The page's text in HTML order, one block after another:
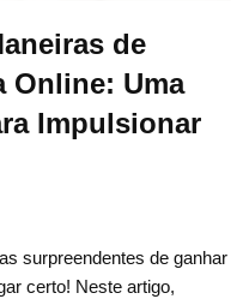
de
Online: Uma
Impulsionar
surpreendentes de ganhar
certo! Neste artigo,